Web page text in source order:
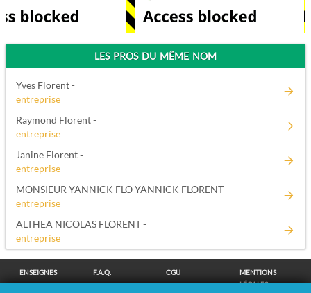
LES PROS DU MÊME NOM
Yves Florent -
entreprise
Raymond Florent -
entreprise
Janine Florent -
entreprise
MONSIEUR YANNICK FLO YANNICK FLORENT -
entreprise
ALTHEA NICOLAS FLORENT -
entreprise
ENSEIGNES F.A.Q. CGU
MENTIONS
LÉGALES